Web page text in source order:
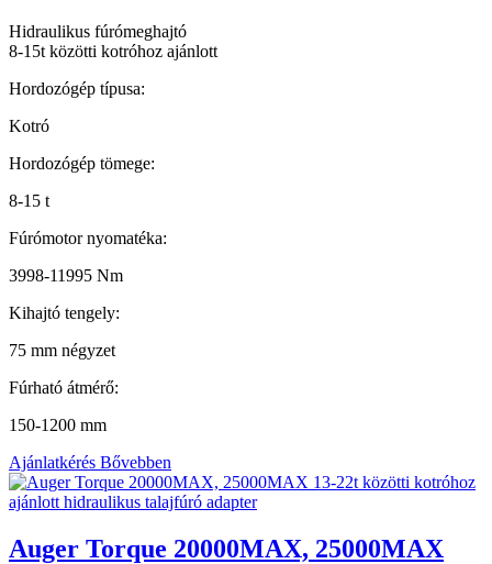
Hidraulikus fúrómeghajtó
8-15t közötti kotróhoz ajánlott
Hordozógép típusa:
Kotró
Hordozógép tömege:
8-15 t
Fúrómotor nyomatéka:
3998-11995 Nm
Kihajtó tengely:
75 mm négyzet
Fúrható átmérő:
150-1200 mm
Ajánlatkérés Bővebben
Auger Torque 20000MAX, 25000MAX